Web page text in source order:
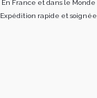
En France et dans le Monde
Expédition rapide et soignée